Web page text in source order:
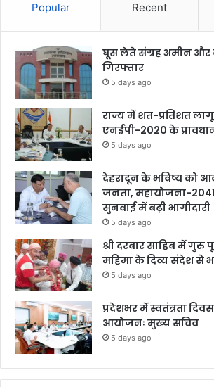
Popular Recent
घूस लेते संग्रह अमीन और
गिरफ्तार
5 days ago
राज्य में शत-प्रतिशत
एनईपी-2020 के
5 days ago
देहरादून के भविष्य को
जनता, महायोजना-
सुनवाई में बढ़ी भागीदारी
5 days ago
श्री दरबार साहिब में गुरु
महिमा के दिव्य संदेश से
5 days ago
प्रदेशभर में स्वतंत्रता
आयोजनः मुख्य सचिव
5 days ago